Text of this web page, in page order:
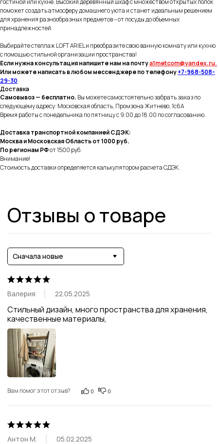
гостиной или кухне. Высокий деревянный шкаф с множеством открытых полок
поможет создать атмосферу домашнего уюта и станет идеальным решением
для хранения разнообразных предметов – от посуды до объемных
принадлежностей.
Выбирайте стеллаж LOFT ARIEL и преобразите свою ванную комнату или кухню
с помощью стильной организации пространства!
Если нужна консультация напишите нам на почтуa1metcom@yandex.ru.
Или можете написать влюбом мессенджере по телефону+7-968-508-
29-30
Доставка
Самовывоз — бесплатно. Вы можете самостоятельно забрать заказ по
следующему адресу: Московская область, Промзона Житнево, 1с6А
Время работы с понедельника по пятницу с 9.00 до 18.00 по согласованию.
Доставка транспортной компанией СДЭК:
Москва и Московская Область от 1000 руб.
По регионам РФот 1500 руб.
Внимание!
Стоимость доставки определяется калькулятором расчета СДЭК.
Отзывы о товаре
Сначала новые
Валерия 22.05.2025
Стильный дизайн, много пространства для хранения,
качественные материалы,
Вам помог этот отзыв? 0 0
Антон М. 05.02.2025